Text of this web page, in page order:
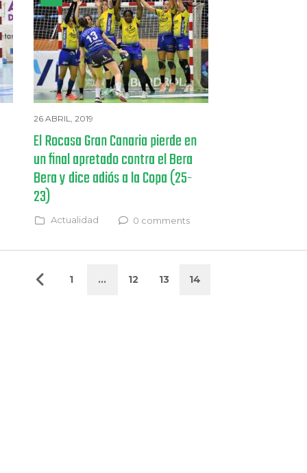
26 ABRIL, 2019
El Rocasa Gran Canaria pierde en
un final apretado contra el Bera
Bera y dice adiós a la Copa (25-
23)
Actualidad 0 comments
1 … 12 13 14